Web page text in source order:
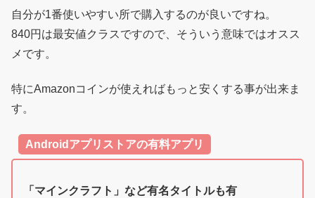
自分が1番使いやすい所で購入するのが良いですね。
840円は最安値クラスですので、そういう意味ではオスス
メです。
特にAmazonコインが使えればもっと安くする事が出来ま
す。
Androidアプリストアの有料アプリ
「マインクラフト」など有名タイトルも有